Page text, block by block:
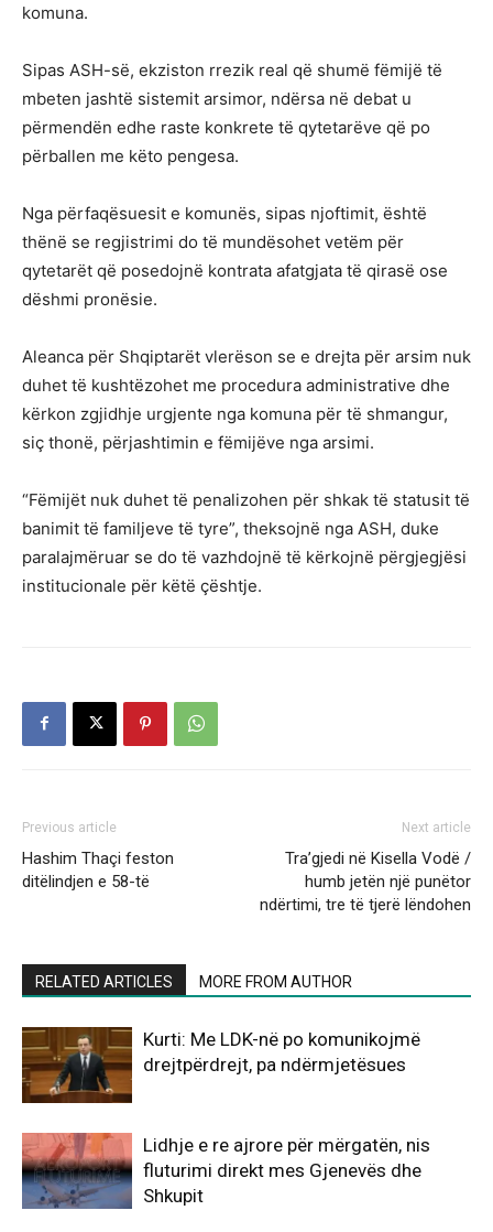
komuna.
Sipas ASH-së, ekziston rrezik real që shumë fëmijë të
mbeten jashtë sistemit arsimor, ndërsa në debat u
përmendën edhe raste konkrete të qytetarëve që po
përballen me këto pengesa.
Nga përfaqësuesit e komunës, sipas njoftimit, është
thënë se regjistrimi do të mundësohet vetëm për
qytetarët që posedojnë kontrata afatgjata të qirasë ose
dëshmi pronësie.
Aleanca për Shqiptarët vlerëson se e drejta për arsim nuk
duhet të kushtëzohet me procedura administrative dhe
kërkon zgjidhje urgjente nga komuna për të shmangur,
siç thonë, përjashtimin e fëmijëve nga arsimi.
“Fëmijët nuk duhet të penalizohen për shkak të statusit të
banimit të familjeve të tyre”, theksojnë nga ASH, duke
paralajmëruar se do të vazhdojnë të kërkojnë përgjegjësi
institucionale për këtë çështje.
Previous article
Hashim Thaçi feston
ditëlindjen e 58-të
Next article
Tra’gjedi në Kisella Vodë /
humb jetën një punëtor
ndërtimi, tre të tjerë lëndohen
RELATED ARTICLES MORE FROM AUTHOR
Kurti: Me LDK-në po komunikojmë
drejtpërdrejt, pa ndërmjetësues
Lidhje e re ajrore për mërgatën, nis
fluturimi direkt mes Gjenevës dhe
Shkupit